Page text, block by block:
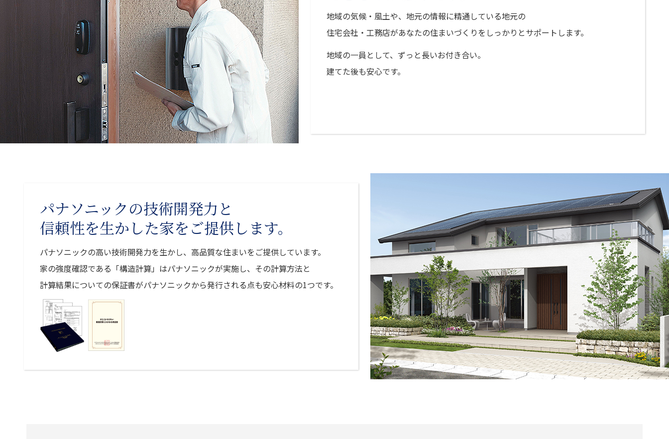
地域の気候・風土や、地元の情報に精通している地元の
住宅会社・工務店があなたの住まいづくりをしっかりとサポートします。
地域の一員として、ずっと長いお付き合い。
建てた後も安心です。
パナソニックの技術開発力と
信頼性を生かした家をご提供します。
パナソニックの高い技術開発力を生かし、高品質な住まいをご提供しています。
家の強度確認である「構造計算」はパナソニックが実施し、その計算方法と
計算結果についての保証書がパナソニックから発行される点も安心材料の1つです。